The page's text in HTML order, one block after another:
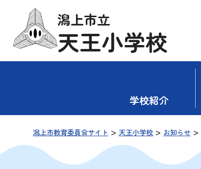
潟上市立
天王小学校
学校紹介
潟上市教育委員会サイト > 天王小学校 > お知らせ >